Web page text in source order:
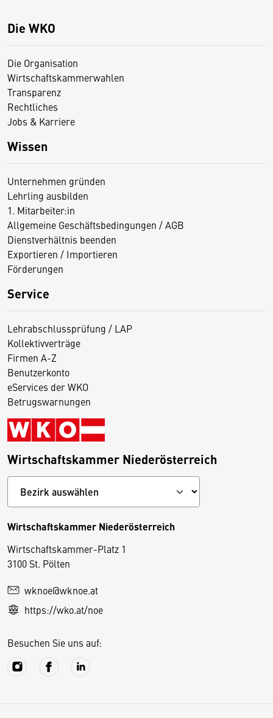
Die WKO
Die Organisation
Wirtschaftskammerwahlen
Transparenz
Rechtliches
Jobs & Karriere
Wissen
Unternehmen gründen
Lehrling ausbilden
1. Mitarbeiter:in
Allgemeine Geschäftsbedingungen / AGB
Dienstverhältnis beenden
Exportieren / Importieren
Förderungen
Service
Lehrabschlussprüfung / LAP
Kollektivverträge
Firmen A-Z
Benutzerkonto
eServices der WKO
Betrugswarnungen
Wirtschaftskammer Niederösterreich
Wirtschaftskammer Niederösterreich
Wirtschaftskammer-Platz 1
3100 St. Pölten
wknoe@wknoe.at
https://wko.at/noe
Besuchen Sie uns auf:
D
e
s
S
e